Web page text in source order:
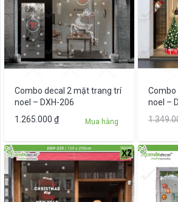
Combo decal 2 mặt trang trí
noel – DXH-206
1.265.000 ₫ Mua hàng
Combo
noel –